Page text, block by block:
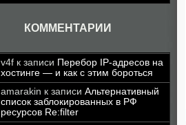
КОММЕНТАРИИ
v4f к записи Перебор IP-адресов на
хостинге — и как с этим бороться
amarakin к записи Альтернативный
список заблокированных в РФ
ресурсов Re:filter